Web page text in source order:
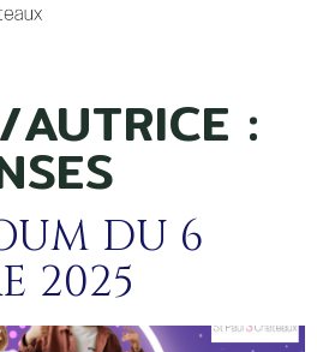
:
DU 6
2025